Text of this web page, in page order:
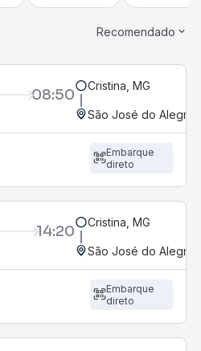
Recomendado
08:50 Cristina, MG
São José do Alegre,
Embarque
direto
14:20 Cristina, MG
São José do Alegre,
Embarque
direto